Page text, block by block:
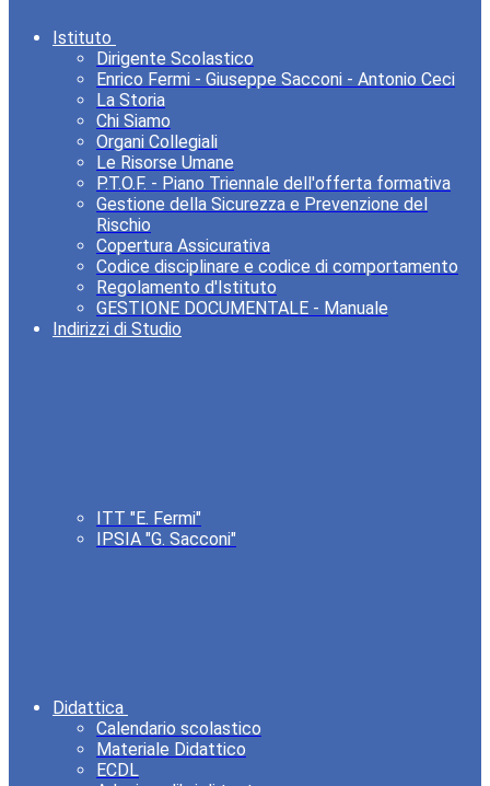
Istituto
Dirigente Scolastico
Enrico Fermi - Giuseppe Sacconi - Antonio Ceci
La Storia
Chi Siamo
Organi Collegiali
Le Risorse Umane
P.T.O.F. - Piano Triennale dell'offerta formativa
Gestione della Sicurezza e Prevenzione del
Rischio
Copertura Assicurativa
Codice disciplinare e codice di comportamento
Regolamento d'Istituto
GESTIONE DOCUMENTALE - Manuale
Indirizzi di Studio
ITT "E. Fermi"
IPSIA "G. Sacconi"
Didattica
Calendario scolastico
Materiale Didattico
ECDL